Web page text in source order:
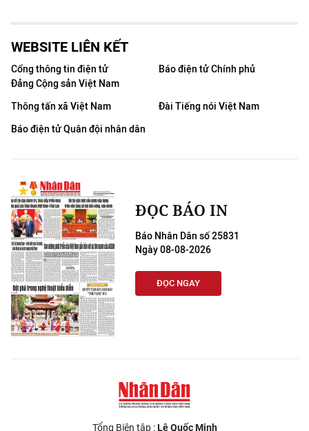
WEBSITE LIÊN KẾT
Cổng thông tin điện tử
Đảng Cộng sản Việt Nam
Báo điện tử Chính phủ
Thông tấn xã Việt Nam
Đài Tiếng nói Việt Nam
Báo điện tử Quân đội nhân dân
ĐỌC BÁO IN
Báo Nhân Dân số 25831
Ngày 08-08-2026
ĐỌC NGAY
Tổng Biên tập :Lê Quốc Minh